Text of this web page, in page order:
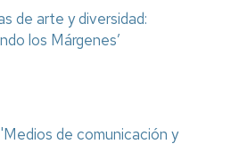
de arte y diversidad:
los Márgenes’
de comunicación y